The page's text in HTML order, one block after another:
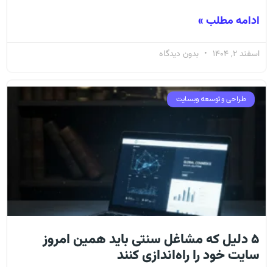
ادامه مطلب »
اسفند 2, 1404 بدون دیدگاه
طراحی و توسعه وبسایت
۵ دلیل که مشاغل سنتی باید همین امروز
سایت خود را راه‌اندازی کنند